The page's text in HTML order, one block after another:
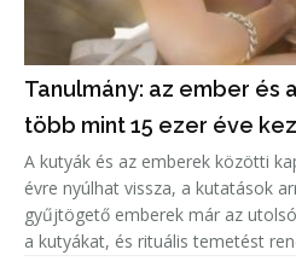
Tanulmány: az ember és
több mint 15 ezer éve
A kutyák és az emberek közötti
évre nyúlhat vissza, a kutatások
gyűjtögető emberek már az
a kutyákat, és rituális temetést